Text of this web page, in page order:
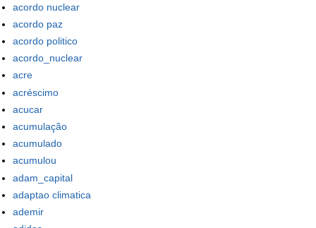
acordo nuclear
acordo paz
acordo politico
acordo_nuclear
acre
acréscimo
acucar
acumulação
acumulado
acumulou
adam_capital
adaptao climatica
ademir